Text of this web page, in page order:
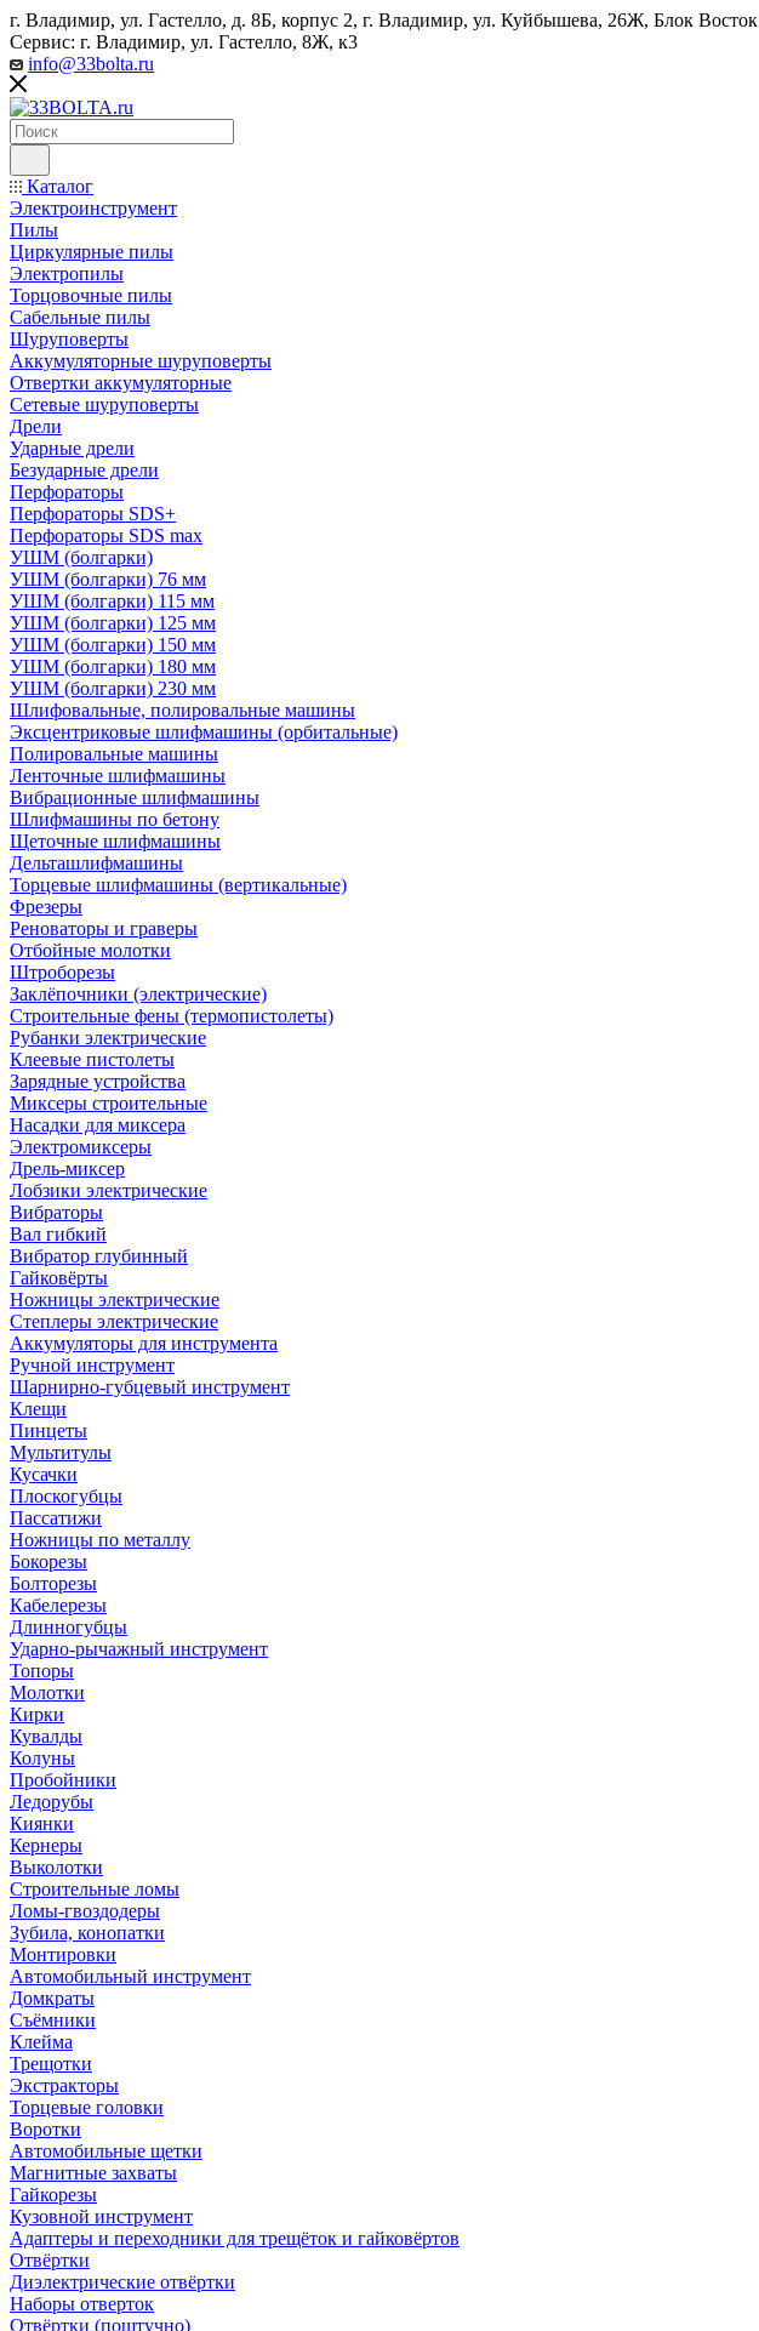
г. Владимир, ул. Гастелло, д. 8Б, корпус 2, г. Владимир, ул. ​Куйбышева, 26Ж, Блок Восток
Сервис: г. Владимир, ул. Гастелло, 8Ж, к3
info@33bolta.ru
Каталог
Электроинструмент
Пилы
Циркулярные пилы
Электропилы
Торцовочные пилы
Сабельные пилы
Шуруповерты
Аккумуляторные шуруповерты
Отвертки аккумуляторные
Сетевые шуруповерты
Дрели
Ударные дрели
Безударные дрели
Перфораторы
Перфораторы SDS+
Перфораторы SDS max
УШМ (болгарки)
УШМ (болгарки) 76 мм
УШМ (болгарки) 115 мм
УШМ (болгарки) 125 мм
УШМ (болгарки) 150 мм
УШМ (болгарки) 180 мм
УШМ (болгарки) 230 мм
Шлифовальные, полировальные машины
Эксцентриковые шлифмашины (орбитальные)
Полировальные машины
Ленточные шлифмашины
Вибрационные шлифмашины
Шлифмашины по бетону
Щеточные шлифмашины
Дельташлифмашины
Торцевые шлифмашины (вертикальные)
Фрезеры
Реноваторы и граверы
Отбойные молотки
Штроборезы
Заклёпочники (электрические)
Строительные фены (термопистолеты)
Рубанки электрические
Клеевые пистолеты
Зарядные устройства
Миксеры строительные
Насадки для миксера
Электромиксеры
Дрель-миксер
Лобзики электрические
Вибраторы
Вал гибкий
Вибратор глубинный
Гайковёрты
Ножницы электрические
Степлеры электрические
Аккумуляторы для инструмента
Ручной инструмент
Шарнирно-губцевый инструмент
Клещи
Пинцеты
Мультитулы
Кусачки
Плоскогубцы
Пассатижи
Ножницы по металлу
Бокорезы
Болторезы
Кабелерезы
Длинногубцы
Ударно-рычажный инструмент
Топоры
Молотки
Кирки
Кувалды
Колуны
Пробойники
Ледорубы
Киянки
Кернеры
Выколотки
Строительные ломы
Ломы-гвоздодеры
Зубила, конопатки
Монтировки
Автомобильный инструмент
Домкраты
Съёмники
Клейма
Трещотки
Экстракторы
Торцевые головки
Воротки
Автомобильные щетки
Магнитные захваты
Гайкорезы
Кузовной инструмент
Адаптеры и переходники для трещёток и гайковёртов
Отвёртки
Диэлектрические отвёртки
Наборы отверток
Отвёртки (поштучно)